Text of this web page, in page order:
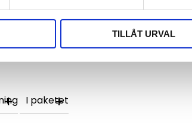
TILLÅT URVAL
110W Gigabit PoE+
I paketet